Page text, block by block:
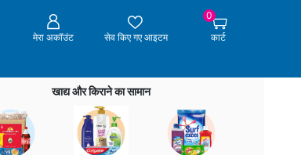
मेरा अकॉउंट सेव किए गए आइटम
0
कार्ट
खाद्य और किराने का सामान